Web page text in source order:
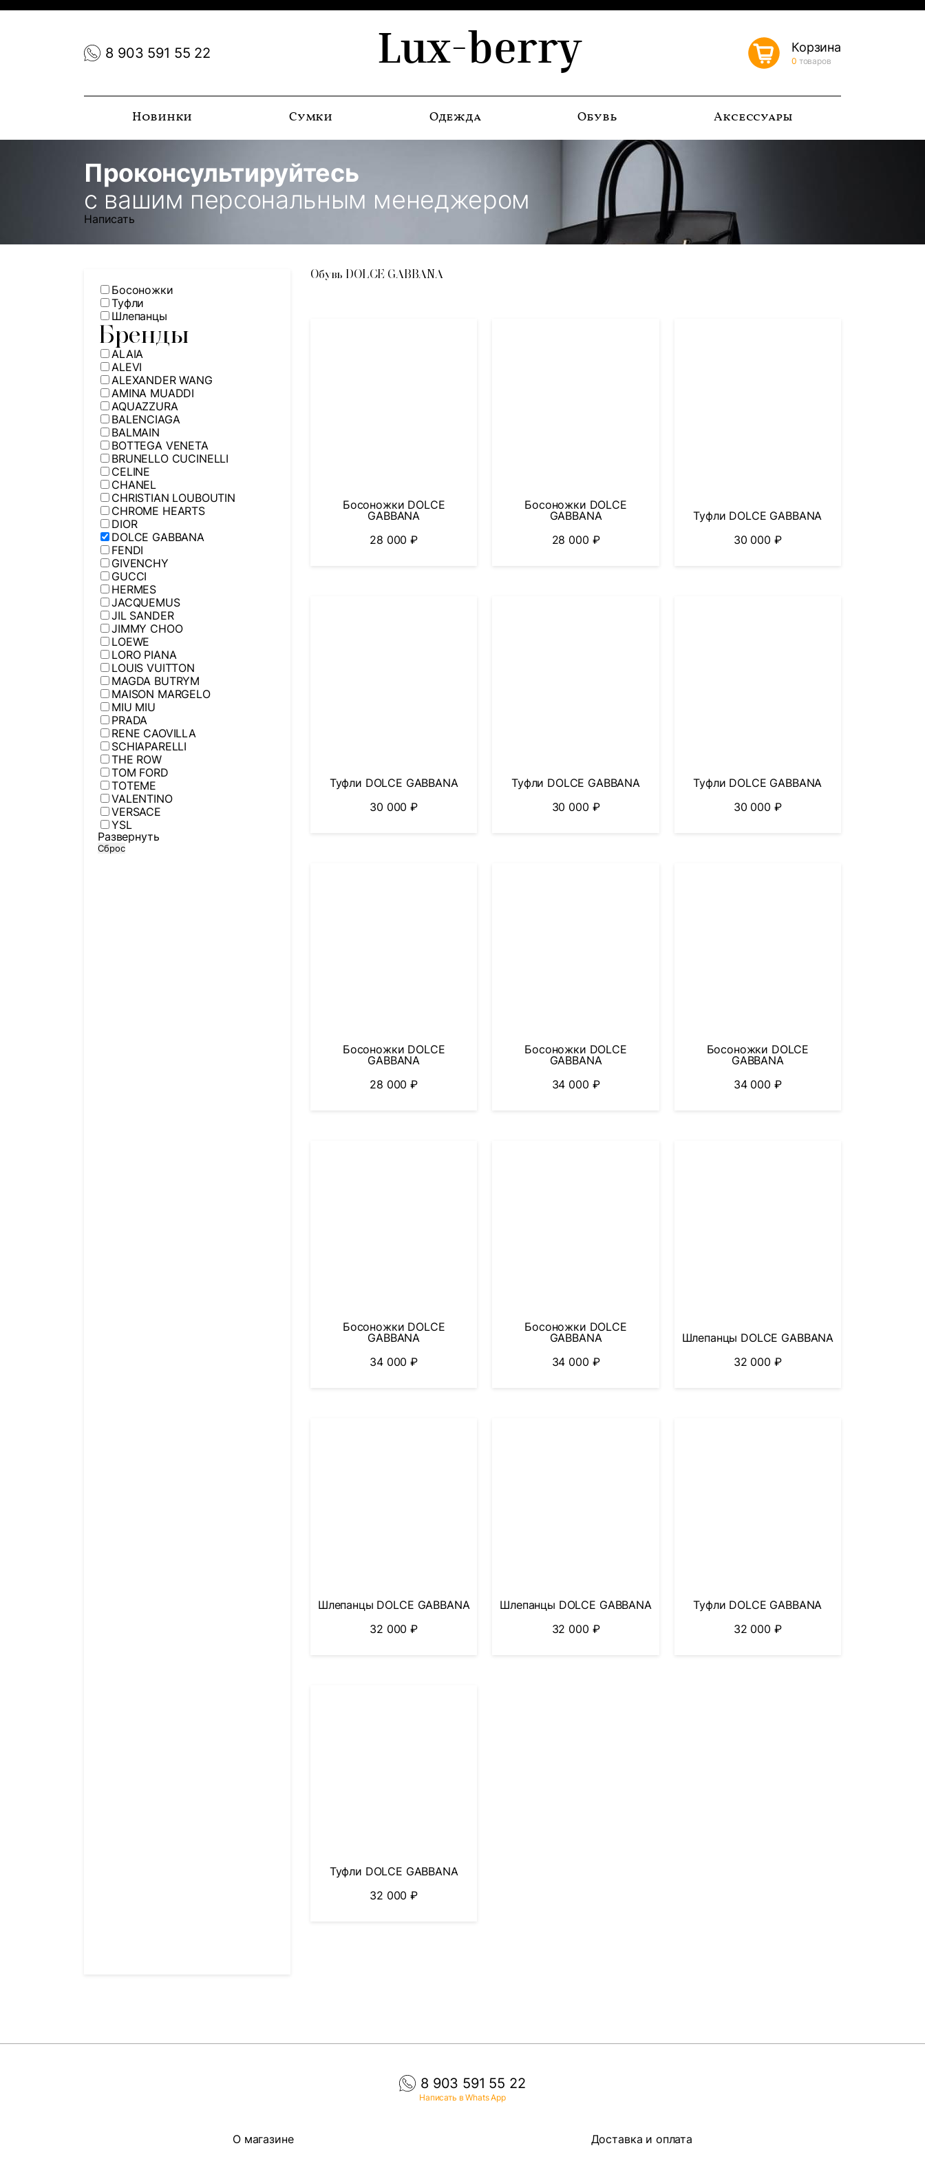
8 903 591 55 22 Lux-berry Корзина
0 товаров
Новинки Сумки Одежда Обувь Аксессуары
Проконсультируйтесь
с вашим персональным менеджером
Написать
Босоножки
Туфли
Шлепанцы
Бренды
ALAIA
ALEVI
ALEXANDER WANG
AMINA MUADDI
AQUAZZURA
BALENCIAGA
BALMAIN
BOTTEGA VENETA
BRUNELLO CUCINELLI
CELINE
CHANEL
CHRISTIAN LOUBOUTIN
CHROME HEARTS
DIOR
DOLCE GABBANA
FENDI
GIVENCHY
GUCCI
HERMES
JACQUEMUS
JIL SANDER
JIMMY CHOO
LOEWE
LORO PIANA
LOUIS VUITTON
MAGDA BUTRYM
MAISON MARGELO
MIU MIU
PRADA
RENE CAOVILLA
SCHIAPARELLI
THE ROW
TOM FORD
TOTEME
VALENTINO
VERSACE
YSL
Развернуть
Сброс
Обувь DOLCE GABBANA
Босоножки DOLCE
GABBANA
28 000₽
Босоножки DOLCE
GABBANA
28 000 ₽
Туфли DOLCE GABBANA
30 000 ₽
Туфли DOLCE GABBANA
30 000₽
Туфли DOLCE GABBANA
30 000 ₽
Туфли DOLCE GABBANA
30 000 ₽
Босоножки DOLCE
GABBANA
28 000₽
Босоножки DOLCE
GABBANA
34 000 ₽
Босоножки DOLCE
GABBANA
34 000 ₽
Босоножки DOLCE
GABBANA
34 000₽
Босоножки DOLCE
GABBANA
34 000 ₽
Шлепанцы DOLCE GABBANA
32 000 ₽
Шлепанцы DOLCE GABBANA
32 000₽
Шлепанцы DOLCE GABBANA
32 000 ₽
Туфли DOLCE GABBANA
32 000 ₽
Туфли DOLCE GABBANA
32 000₽
8 903 591 55 22
Написать в Whats App
О магазине Доставка и оплата